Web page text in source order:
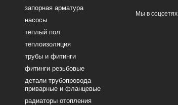
запорная арматура
насосы
теплый пол
теплоизоляция
трубы и фитинги
фитинги резьбовые
детали трубопровода
приварные и фланцевые
радиаторы отопления
Мы в соцсетях